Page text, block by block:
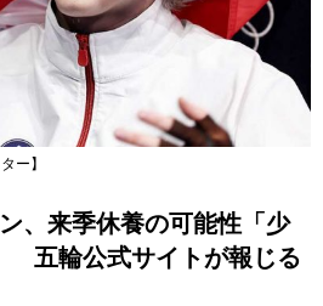
ー】
、来季休養の可能性「少
五輪公式サイトが報じる